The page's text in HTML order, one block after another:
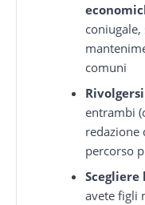
coniugale,
comuni
entrambi
redazione
percorso
avete figli